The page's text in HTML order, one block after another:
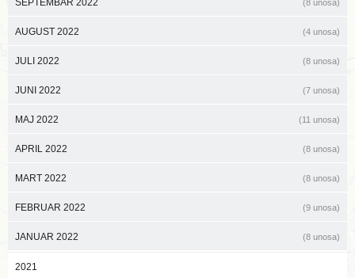
SEPTEMBAR 2022 (8 unosa)
AUGUST 2022 (4 unosa)
JULI 2022 (8 unosa)
JUNI 2022 (7 unosa)
MAJ 2022 (11 unosa)
APRIL 2022 (8 unosa)
MART 2022 (8 unosa)
FEBRUAR 2022 (9 unosa)
JANUAR 2022 (8 unosa)
2021